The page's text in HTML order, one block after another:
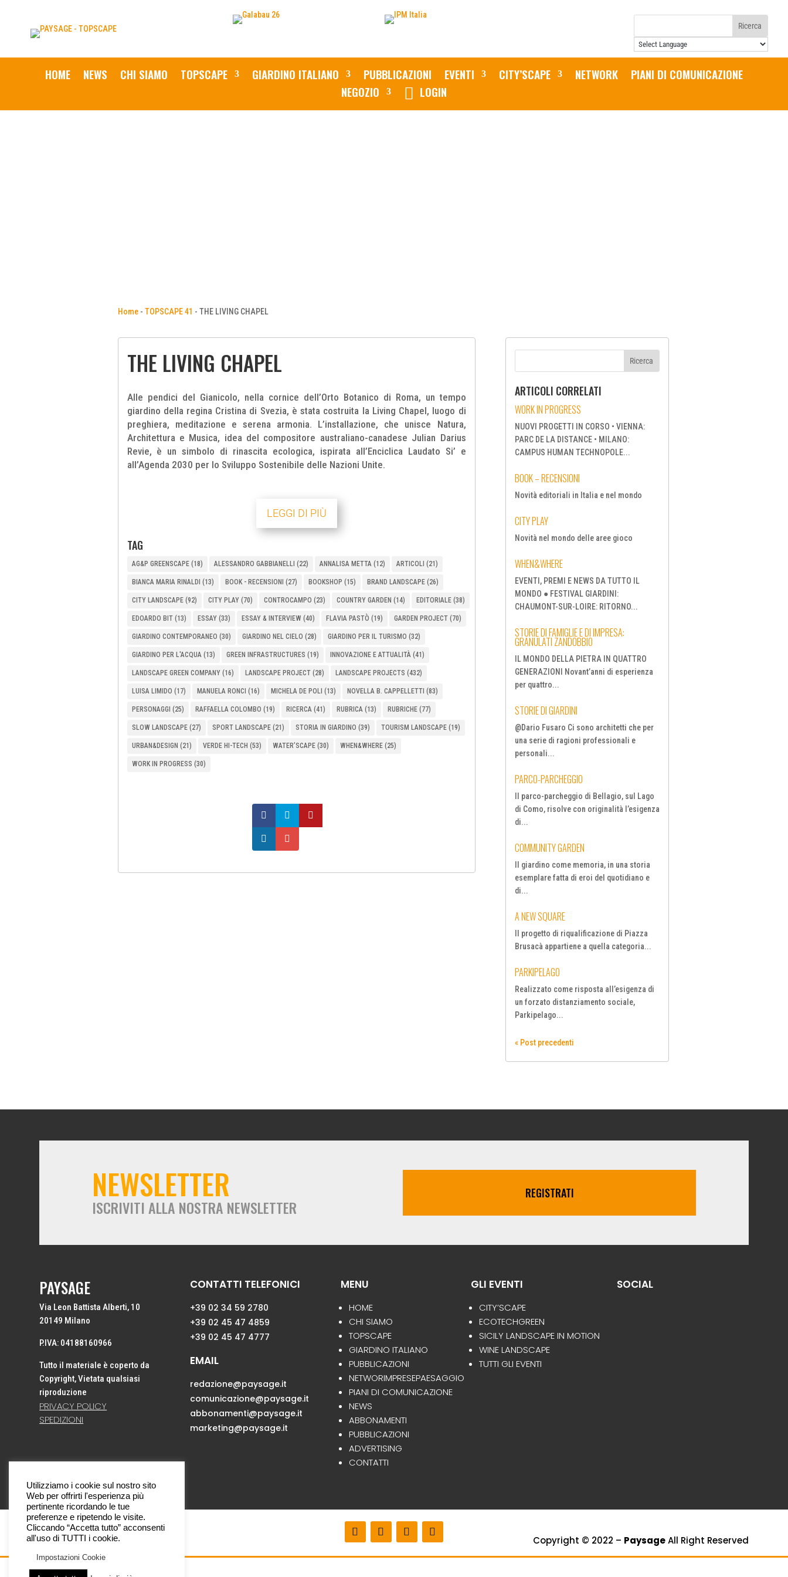
HOME NEWS CHI SIAMO TOPSCAPE GIARDINO ITALIANO PUBBLICAZIONI EVENTI CITY’SCAPE NETWORK
PIANI DI COMUNICAZIONE
NEGOZIO
LOGIN
Home- TOPSCAPE 41 - THE LIVING CHAPEL
THE LIVING CHAPEL
Alle pendici del Gianicolo, nella cornice dell’Orto Botanico di Roma, un tempo
giardino della regina Cristina di Svezia, è stata costruita la Living Chapel, luogo di
preghiera, meditazione e serena armonia. L’installazione, che unisce Natura,
Architettura e Musica, idea del compositore australiano-canadese Julian Darius
Revie, è un simbolo di rinascita ecologica, ispirata all’Enciclica Laudato Si’ e
all’Agenda 2030 per lo Sviluppo Sostenibile delle Nazioni Unite.
LEGGI DI PIÙ
TAG
AG&P GREENSCAPE(18) ALESSANDRO GABBIANELLI (22) ANNALISA METTA(12) ARTICOLI (21)
BIANCA MARIA RINALDI (13) BOOK - RECENSIONI (27) BOOKSHOP (15) BRAND LANDSCAPE(26)
CITY LANDSCAPE(92) CITY PLAY(70) CONTROCAMPO (23) COUNTRY GARDEN (14) EDITORIALE(38)
EDOARDO BIT(13) ESSAY(33) ESSAY & INTERVIEW (40) FLAVIA PASTÒ (19) GARDEN PROJECT(70)
GIARDINO CONTEMPORANEO (30) GIARDINO NEL CIELO (28) GIARDINO PER IL TURISMO (32)
GIARDINO PER L'ACQUA(13) GREEN INFRASTRUCTURES (19) INNOVAZIONE E ATTUALITÀ(41)
LANDSCAPE GREEN COMPANY(16) LANDSCAPE PROJECT(28) LANDSCAPE PROJECTS (432)
LUISA LIMIDO (17) MANUELA RONCI (16) MICHELA DE POLI (13) NOVELLA B. CAPPELLETTI (83)
PERSONAGGI (25) RAFFAELLA COLOMBO (19) RICERCA(41) RUBRICA(13) RUBRICHE(77)
SLOW LANDSCAPE(27) SPORT LANDSCAPE(21) STORIA IN GIARDINO (39) TOURISM LANDSCAPE(19)
URBAN&DESIGN (21) VERDE HI-TECH (53) WATER’SCAPE(30) WHEN&WHERE(25)
WORK IN PROGRESS (30)
ARTICOLI CORRELATI
WORK IN PROGRESS
NUOVI PROGETTI IN CORSO • VIENNA:
PARC DE LA DISTANCE • MILANO:
CAMPUS HUMAN TECHNOPOLE...
BOOK – RECENSIONI
Novità editoriali in Italia e nel mondo
CITY PLAY
Novità nel mondo delle aree gioco
WHEN&WHERE
EVENTI, PREMI E NEWS DA TUTTO IL
MONDO ● FESTIVAL GIARDINI:
CHAUMONT-SUR-LOIRE: RITORNO...
STORIE DI FAMIGLIE E DI IMPRESA:
GRANULATI ZANDOBBIO
IL MONDO DELLA PIETRA IN QUATTRO
GENERAZIONI Novant’anni di esperienza
per quattro...
STORIE DI GIARDINI
@Dario Fusaro Ci sono architetti che per
una serie di ragioni professionali e
personali...
PARCO-PARCHEGGIO
Il parco-parcheggio di Bellagio, sul Lago
di Como, risolve con originalità l’esigenza
di...
COMMUNITY GARDEN
Il giardino come memoria, in una storia
esemplare fatta di eroi del quotidiano e
di...
A NEW SQUARE
Il progetto di riqualificazione di Piazza
Brusacà appartiene a quella categoria...
PARKIPELAGO
Realizzato come risposta all’esigenza di
un forzato distanziamento sociale,
Parkipelago...
« Post precedenti
NEWSLETTER
ISCRIVITI ALLA NOSTRA NEWSLETTER
REGISTRATI
PAYSAGE
Via Leon Battista Alberti, 10
20149 Milano
P.IVA: 04188160966
Tutto il materiale è coperto da
Copyright, Vietata qualsiasi
riproduzione
PRIVACY POLICY
SPEDIZIONI
CONTATTI TELEFONICI
+39 02 34 59 2780
+39 02 45 47 4859
+39 02 45 47 4777
EMAIL
redazione@paysage.it
comunicazione@paysage.it
abbonamenti@paysage.it
marketing@paysage.it
MENU
HOME
CHI SIAMO
TOPSCAPE
GIARDINO ITALIANO
PUBBLICAZIONI
NETWORIMPRESEPAESAGGIO
PIANI DI COMUNICAZIONE
NEWS
ABBONAMENTI
PUBBLICAZIONI
ADVERTISING
CONTATTI
GLI EVENTI
CITY’SCAPE
ECOTECHGREEN
SICILY LANDSCAPE IN MOTION
WINE LANDSCAPE
TUTTI GLI EVENTI
SOCIAL
Copyright © 2022 – PaysageAll Right Reserved
Utilizziamo i cookie sul nostro sito
Web per offrirti l'esperienza più
pertinente ricordando le tue
preferenze e ripetendo le visite.
Cliccando “Accetta tutto” acconsenti
all'uso di TUTTI i cookie.
Impostazioni Cookie